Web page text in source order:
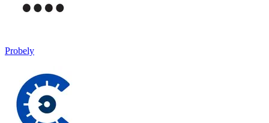
Probely